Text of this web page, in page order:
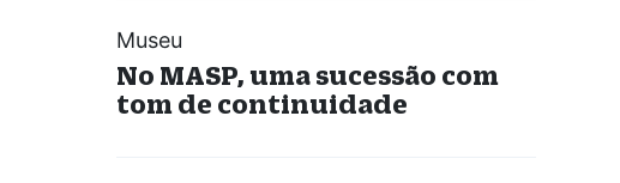
Museu
No MASP, uma sucessão com
tom de continuidade